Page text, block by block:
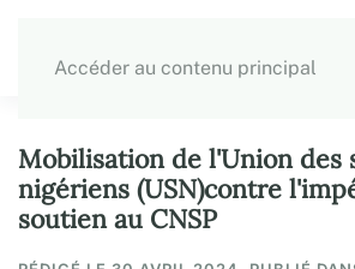
Accéder au contenu principal
Mobilisation de l'Union des
nigériens (USN)contre
soutien au CNSP